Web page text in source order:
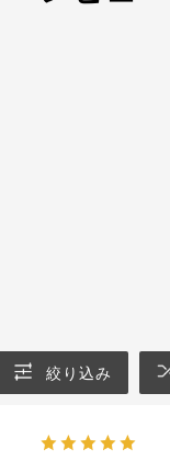
絞り込み